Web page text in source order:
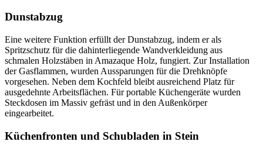
Dunstabzug
Eine weitere Funktion erfüllt der Dunstabzug, indem er als
Spritzschutz für die dahinterliegende Wandverkleidung aus
schmalen Holzstäben in Amazaque Holz, fungiert. Zur Installation
der Gasflammen, wurden Aussparungen für die Drehknöpfe
vorgesehen. Neben dem Kochfeld bleibt ausreichend Platz für
ausgedehnte Arbeitsflächen. Für portable Küchengeräte wurden
Steckdosen im Massiv gefräst und in den Außenkörper
eingearbeitet.
Küchenfronten und Schubladen in Stein